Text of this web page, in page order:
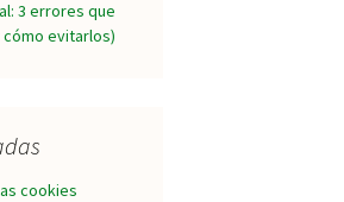
3 errores que
evitarlos)
cookies